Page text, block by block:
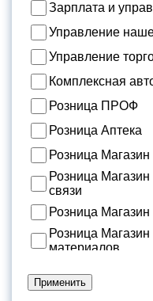
Зарплата и
Управление
Управление
Комплексная
Розница ПРОФ
Розница Аптека
Розница Магазин
Розница
связи
Розница
Розница
материалов
Розница
Применить